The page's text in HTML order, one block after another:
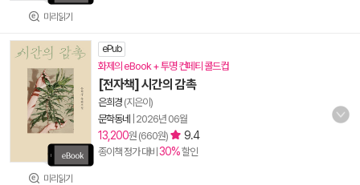
미리읽기
미리읽기
ePub
화제의 eBook + 투명 컨페티 콜드컵
[전자책] 시간의 감촉
은희경 (지은이)
문학동네
2026년 06월
13,200원 (660원) 9.4
종이책 정가 대비 30%할인